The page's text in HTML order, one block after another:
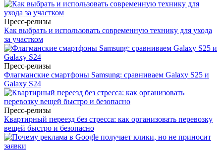
Пресс-релизы
Как выбрать и использовать современную технику для ухода
за участком
Пресс-релизы
Флагманские смартфоны Samsung: сравниваем Galaxy S25 и
Galaxy S24
Пресс-релизы
Квартирный переезд без стресса: как организовать перевозку
вещей быстро и безопасно